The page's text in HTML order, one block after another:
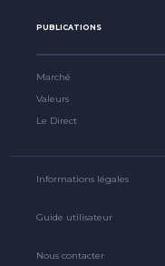
PUBLICATIONS
Marché
Valeurs
Le Direct
Informations légales
Guide utilisateur
Nous contacter